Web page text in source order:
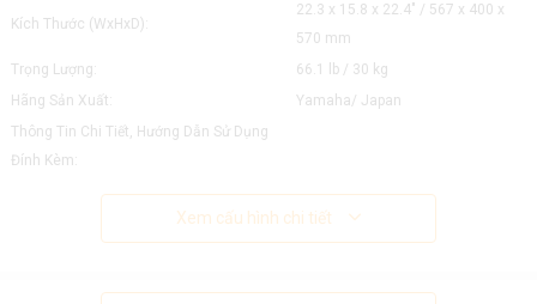
Kích Thước (WxHxD):
22.3 x 15.8 x 22.4" / 567 x 400 x
570 mm
Trọng Lượng:
66.1 lb / 30 kg
Hãng Sản Xuất:
Yamaha/ Japan
Thông Tin Chi Tiết, Hướng Dẫn Sử Dụng
Đính Kèm:
Xem cấu hình chi tiết